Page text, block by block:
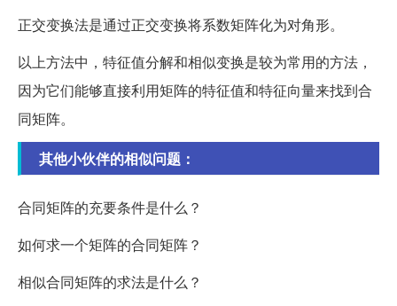
正交变换法是通过正交变换将系数矩阵化为对角形。
以上方法中，特征值分解和相似变换是较为常用的方法，
因为它们能够直接利用矩阵的特征值和特征向量来找到合
同矩阵。
其他小伙伴的相似问题：
合同矩阵的充要条件是什么？
如何求一个矩阵的合同矩阵？
相似合同矩阵的求法是什么？